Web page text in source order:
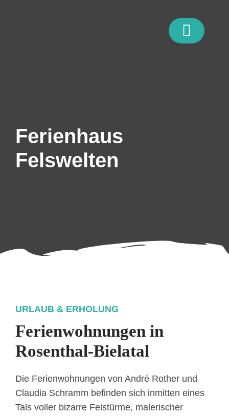
Ferienhaus
Felswelten
URLAUB & ERHOLUNG
Ferienwohnungen in
Rosenthal-Bielatal
Die Ferienwohnungen von André Rother und
Claudia Schramm befinden sich inmitten eines
Tals voller bizarre Felstürme, malerischer